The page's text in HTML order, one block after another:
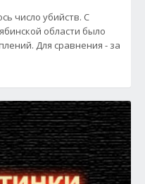
число убийств. С
области было
Для сравнения - за